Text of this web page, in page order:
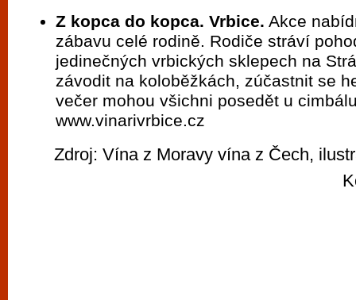
Z kopca do kopca. Vrbice. Akce
zábavu celé rodině. Rodiče stráví
jedinečných vrbických sklepech na
závodit na koloběžkách, zúčastnit se
večer mohou všichni posedět u
www.vinarivrbice.cz
Zdroj: Vína z Moravy vína z Čech,